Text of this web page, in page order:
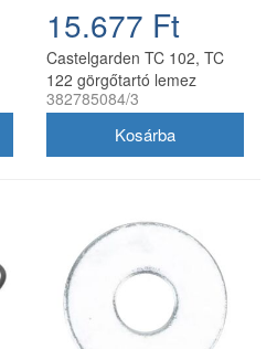
15.677 Ft
Castelgarden TC 102, TC
122 görgőtartó lemez
fűnyírótraktorhoz
382785084/3